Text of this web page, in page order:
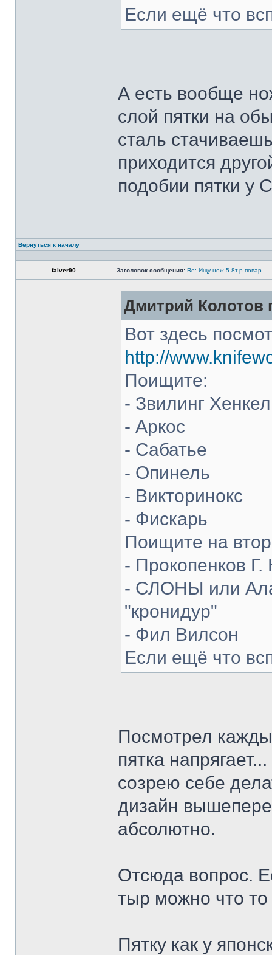
Если ещё что
А есть вообще
слой пятки на
сталь
приходится
подобии пятки у
Вернуться к началу
faiver90 Заголовок сообщения: Re: Ищу нож.5-8т.р.повар
Дмитрий Колотов
Вот здесь
http://
Поищите:
- Звилинг
- Аркос
- Сабатье
- Опинель
- Викторинокс
- Фискарь
Поищите на
- Прокопенков Г.
- СЛОНЫ или
"кронидур"
- Фил Вилсон
Если ещё что
Посмотрел
пятка
созрею себе
дизайн
абсолютно.
Отсюда вопрос.
тыр можно что
Пятку как у